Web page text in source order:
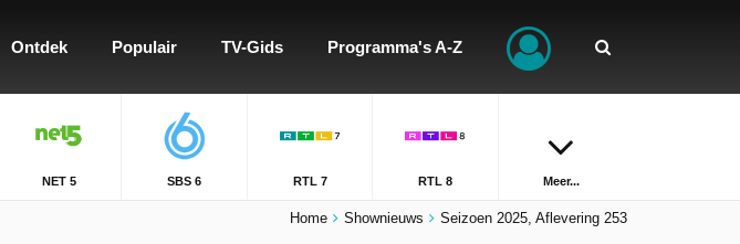
Ontdek Populair TV-Gids Programma's A-Z
NET 5 SBS 6 RTL 7 RTL 8 Meer...
Home Shownieuws Seizoen 2025, Aflevering 253